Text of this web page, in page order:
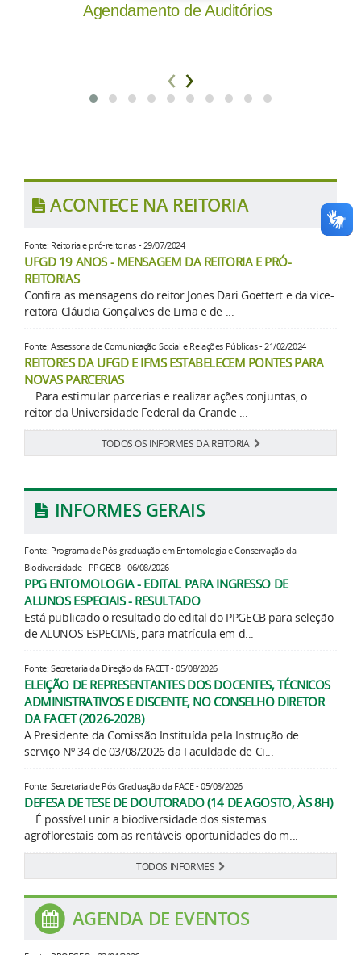
Agendamento de Auditórios
‹ ›
ACONTECE NA REITORIA
Fonte: Reitoria e pró-reitorias - 29/07/2024
UFGD 19 ANOS - MENSAGEM DA REITORIA E PRÓ-
REITORIAS
Confira as mensagens do reitor Jones Dari Goettert e da vice-
reitora Cláudia Gonçalves de Lima e de ...
Fonte: Assessoria de Comunicação Social e Relações Públicas - 21/02/2024
REITORES DA UFGD E IFMS ESTABELECEM PONTES PARA
NOVAS PARCERIAS
Para estimular parcerias e realizar ações conjuntas, o
reitor da Universidade Federal da Grande ...
TODOS OS INFORMES DA REITORIA
INFORMES GERAIS
Fonte: Programa de Pós-graduação em Entomologia e Conservação da
Biodiversidade - PPGECB - 06/08/2026
PPG ENTOMOLOGIA - EDITAL PARA INGRESSO DE
ALUNOS ESPECIAIS - RESULTADO
Está publicado o resultado do edital do PPGECB para seleção
de ALUNOS ESPECIAIS, para matrícula em d...
Fonte: Secretaria da Direção da FACET - 05/08/2026
ELEIÇÃO DE REPRESENTANTES DOS DOCENTES, TÉCNICOS
ADMINISTRATIVOS E DISCENTE, NO CONSELHO DIRETOR
DA FACET (2026-2028)
A Presidente da Comissão Instituída pela Instrução de
serviço Nº 34 de 03/08/2026 da Faculdade de Ci...
Fonte: Secretaria de Pós Graduação da FACE - 05/08/2026
DEFESA DE TESE DE DOUTORADO (14 DE AGOSTO, ÀS 8H)
É possível unir a biodiversidade dos sistemas
agroflorestais com as rentáveis oportunidades do m...
TODOS INFORMES
AGENDA DE EVENTOS